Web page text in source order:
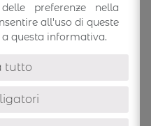
preferenze nella
all'uso di queste
questa informativa.
tutto